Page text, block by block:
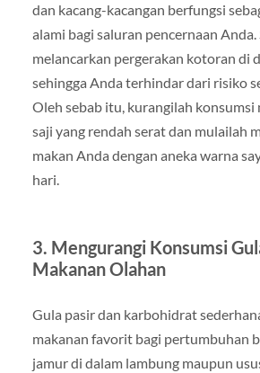
dan kacang-kacangan berfungsi
alami bagi saluran pencernaan
melancarkan pergerakan kotoran di
sehingga Anda terhindar dari risiko
Oleh sebab itu, kurangilah konsumsi
saji yang rendah serat dan mulailah
makan Anda dengan aneka warna
hari.
3. Mengurangi Konsumsi
Makanan Olahan
Gula pasir dan karbohidrat
makanan favorit bagi pertumbuhan
jamur di dalam lambung maupun